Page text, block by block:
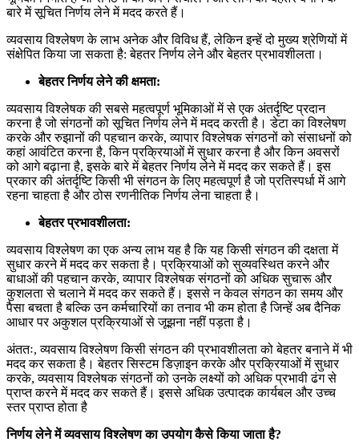
बारे में सूचित निर्णय लेने में मदद करते हैं।
व्यवसाय विश्लेषण के लाभ अनेक और विविध हैं, लेकिन इन्हें दो मुख्य श्रेणियों में
संक्षेपित किया जा सकता है: बेहतर निर्णय लेने और बेहतर प्रभावशीलता।
बेहतर निर्णय लेने की क्षमता:
व्यवसाय विश्लेषक की सबसे महत्वपूर्ण भूमिकाओं में से एक अंतर्दृष्टि प्रदान
करना है जो संगठनों को सूचित निर्णय लेने में मदद करती है। डेटा का विश्लेषण
करके और रुझानों की पहचान करके, व्यापार विश्लेषक संगठनों को संसाधनों को
कहां आवंटित करना है, किन प्रक्रियाओं में सुधार करना है और किन अवसरों
को आगे बढ़ाना है, इसके बारे में बेहतर निर्णय लेने में मदद कर सकते हैं। इस
प्रकार की अंतर्दृष्टि किसी भी संगठन के लिए महत्वपूर्ण है जो प्रतिस्पर्धा में आगे
रहना चाहता है और ठोस रणनीतिक निर्णय लेना चाहता है।
बेहतर प्रभावशीलता:
व्यवसाय विश्लेषण का एक अन्य लाभ यह है कि यह किसी संगठन की दक्षता में
सुधार करने में मदद कर सकता है। प्रक्रियाओं को सुव्यवस्थित करने और
बाधाओं की पहचान करके, व्यापार विश्लेषक संगठनों को अधिक सुचारू और
कुशलता से चलाने में मदद कर सकते हैं। इससे न केवल संगठन का समय और
पैसा बचता है बल्कि उन कर्मचारियों का तनाव भी कम होता है जिन्हें अब दैनिक
आधार पर अकुशल प्रक्रियाओं से जूझना नहीं पड़ता है।
अंततः, व्यवसाय विश्लेषण किसी संगठन की प्रभावशीलता को बेहतर बनाने में भी
मदद कर सकता है। बेहतर सिस्टम डिज़ाइन करके और प्रक्रियाओं में सुधार
करके, व्यवसाय विश्लेषक संगठनों को उनके लक्ष्यों को अधिक प्रभावी ढंग से
प्राप्त करने में मदद कर सकते हैं। इससे अधिक उत्पादक कार्यबल और उच्च
स्तर प्राप्त होता है
निर्णय लेने में व्यवसाय विश्लेषण का उपयोग कैसे किया जाता है?